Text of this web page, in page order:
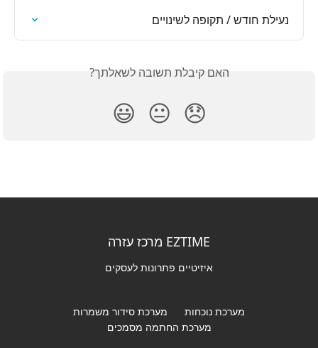
נעילת חודש / תקופה לשינויים
האם קיבלת תשובה לשאלתך?
😞
😐
😃
EZTIME מרכז עזרה
איזיטיים פתרונות לעסקים
מערכת נוכחות
מערכת סידור משמרות
מערכת החתמה מסמכים